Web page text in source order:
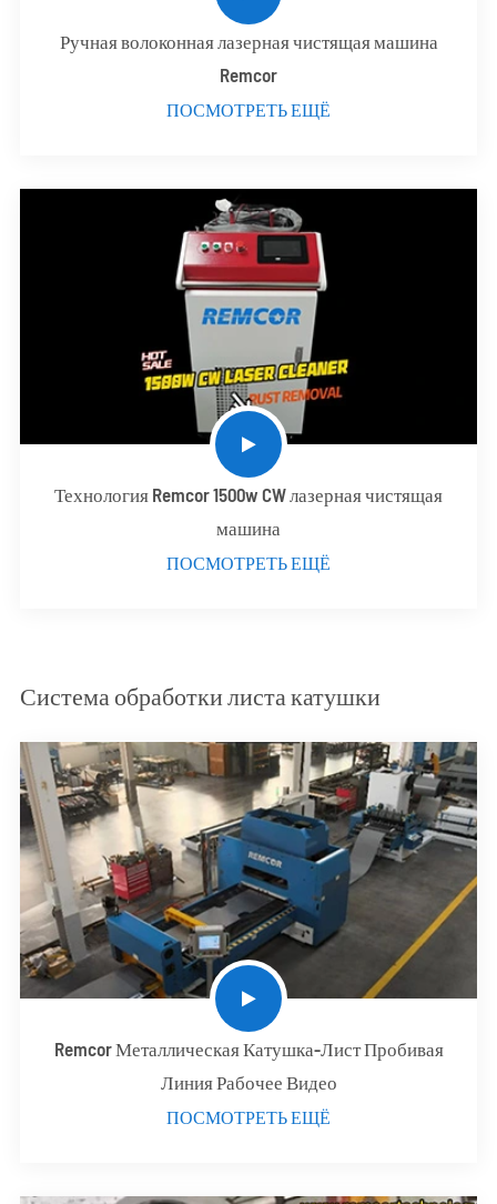
Ручная волоконная лазерная чистящая машина
Remcor
ПОСМОТРЕТЬ ЕЩЁ
Технология Remcor 1500w CW лазерная чистящая
машина
ПОСМОТРЕТЬ ЕЩЁ
Система обработки листа катушки
Remcor Металлическая Катушка-Лист Пробивая
Линия Рабочее Видео
ПОСМОТРЕТЬ ЕЩЁ